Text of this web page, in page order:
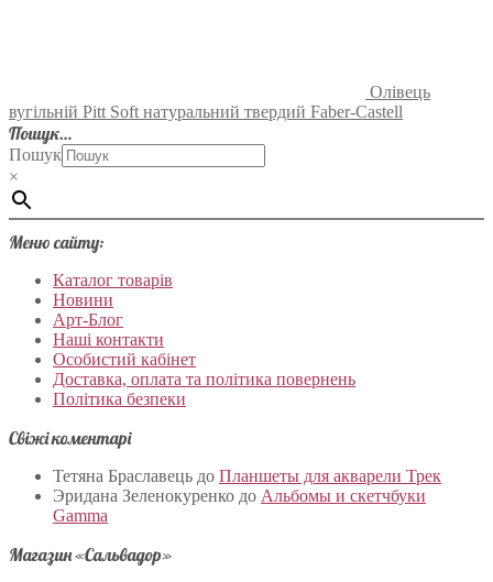
Олівець
вугільній Pitt Soft натуральний твердий Faber-Castell
Пошук…
Пошук
×
Меню сайту:
Каталог товарів
Новини
Арт-Блог
Наші контакти
Особистий кабінет
Доставка, оплата та політика повернень
Політика безпеки
Свіжі коментарі
Тетяна Браславець до Планшеты для акварели Трек
Эридана Зеленокуренко до Альбомы и скетчбуки
Gamma
Магазин «Сальвадор»